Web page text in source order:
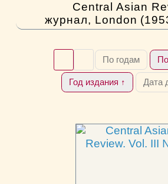
Central Asian
журнал, London
По годам
Год издания ↑ Дата